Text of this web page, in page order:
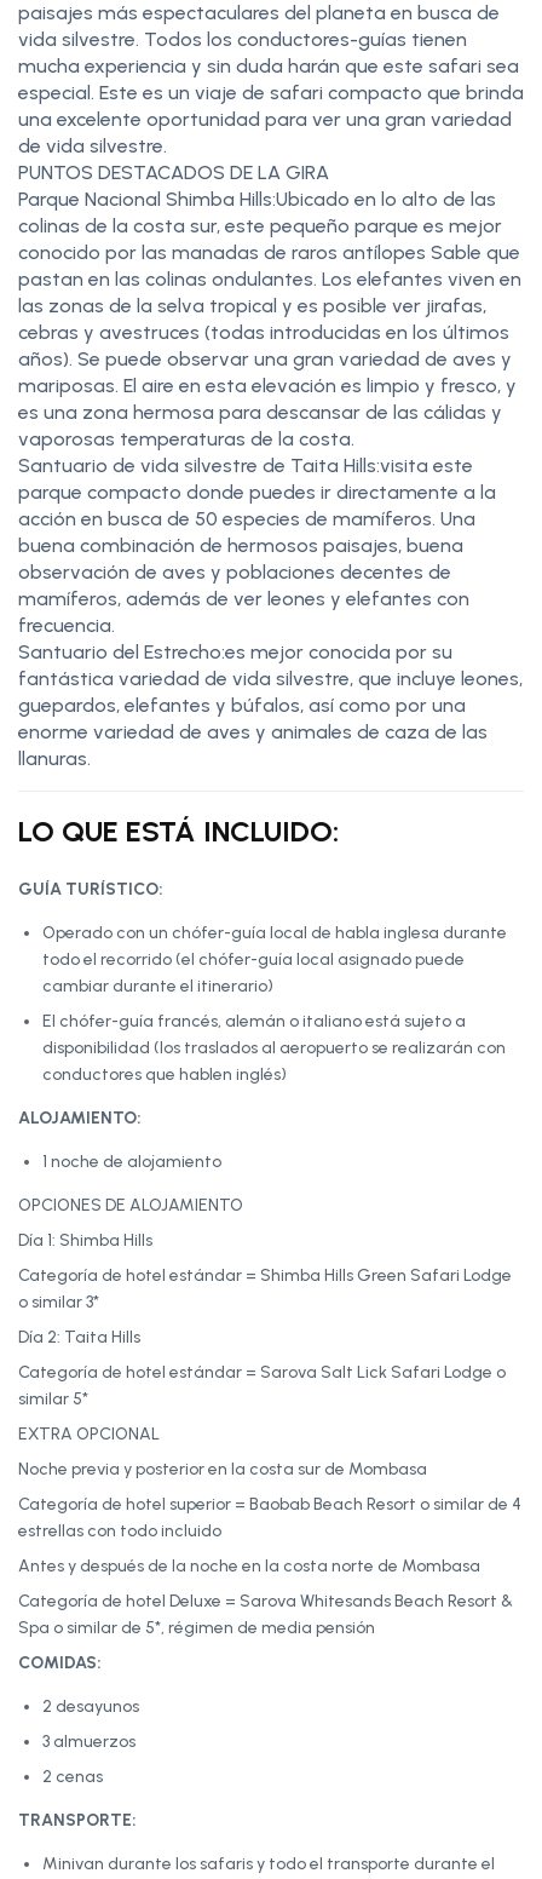
paisajes más espectaculares del planeta en busca de
vida silvestre. Todos los conductores-guías tienen
mucha experiencia y sin duda harán que este safari sea
especial. Este es un viaje de safari compacto que brinda
una excelente oportunidad para ver una gran variedad
de vida silvestre.
PUNTOS DESTACADOS DE LA GIRA
Parque Nacional Shimba Hills:Ubicado en lo alto de las
colinas de la costa sur, este pequeño parque es mejor
conocido por las manadas de raros antílopes Sable que
pastan en las colinas ondulantes. Los elefantes viven en
las zonas de la selva tropical y es posible ver jirafas,
cebras y avestruces (todas introducidas en los últimos
años). Se puede observar una gran variedad de aves y
mariposas. El aire en esta elevación es limpio y fresco, y
es una zona hermosa para descansar de las cálidas y
vaporosas temperaturas de la costa.
Santuario de vida silvestre de Taita Hills:visita este
parque compacto donde puedes ir directamente a la
acción en busca de 50 especies de mamíferos. Una
buena combinación de hermosos paisajes, buena
observación de aves y poblaciones decentes de
mamíferos, además de ver leones y elefantes con
frecuencia.
Santuario del Estrecho:es mejor conocida por su
fantástica variedad de vida silvestre, que incluye leones,
guepardos, elefantes y búfalos, así como por una
enorme variedad de aves y animales de caza de las
llanuras.
LO QUE ESTÁ INCLUIDO:
GUÍA TURÍSTICO:
Operado con un chófer-guía local de habla inglesa durante
todo el recorrido (el chófer-guía local asignado puede
cambiar durante el itinerario)
El chófer-guía francés, alemán o italiano está sujeto a
disponibilidad (los traslados al aeropuerto se realizarán con
conductores que hablen inglés)
ALOJAMIENTO:
1 noche de alojamiento
OPCIONES DE ALOJAMIENTO
Día 1: Shimba Hills
Categoría de hotel estándar = Shimba Hills Green Safari Lodge
o similar 3*
Día 2: Taita Hills
Categoría de hotel estándar = Sarova Salt Lick Safari Lodge o
similar 5*
EXTRA OPCIONAL
Noche previa y posterior en la costa sur de Mombasa
Categoría de hotel superior = Baobab Beach Resort o similar de 4
estrellas con todo incluido
Antes y después de la noche en la costa norte de Mombasa
Categoría de hotel Deluxe = Sarova Whitesands Beach Resort &
Spa o similar de 5*, régimen de media pensión
COMIDAS:
2 desayunos
3 almuerzos
2 cenas
TRANSPORTE:
Minivan durante los safaris y todo el transporte durante el